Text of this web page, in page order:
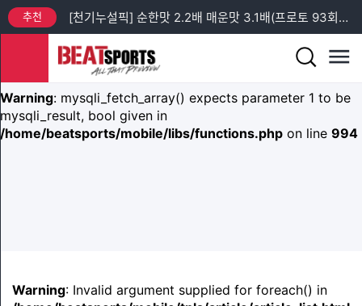
추천 [천기누설픽] 순한맛 2.2배 매운맛 3.1배(프로토 93회차 일요일)
[프리미엄픽] 프로토 88회차 엘리테세리엔 + 챔피언스리그 예선 분석
추천
추천 [프리미엄픽] 스포츠토토 승무패 43회차 14경기 분석
Warning: mysqli_fetch_array() expects parameter 1 to be
mysqli_result, bool given in
/home/beatsports/mobile/libs/functions.php
on line982
Warning: mysqli_fetch_array() expects parameter 1 to be
mysqli_result, bool given in
/home/beatsports/mobile/libs/functions.php on line 994
Warning: Invalid argument supplied for foreach() in